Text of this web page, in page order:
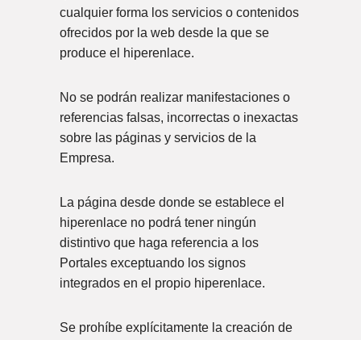
cualquier forma los servicios o contenidos
ofrecidos por la web desde la que se
produce el hiperenlace.
No se podrán realizar manifestaciones o
referencias falsas, incorrectas o inexactas
sobre las páginas y servicios de la
Empresa.
La página desde donde se establece el
hiperenlace no podrá tener ningún
distintivo que haga referencia a los
Portales exceptuando los signos
integrados en el propio hiperenlace.
Se prohíbe explícitamente la creación de